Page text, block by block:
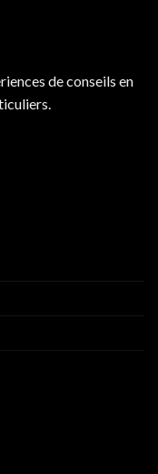
de conseils en